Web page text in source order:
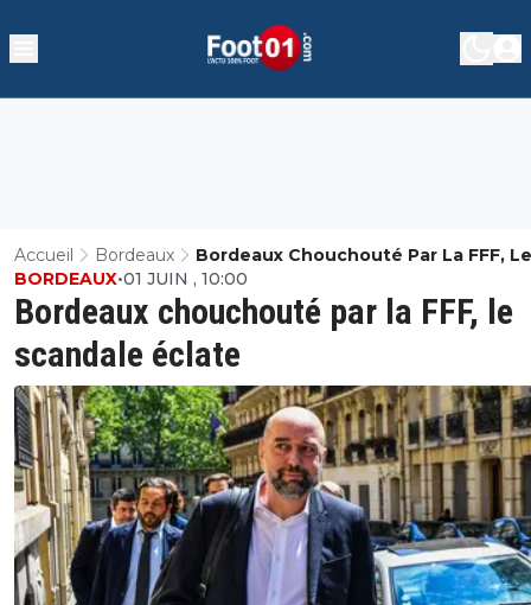
Accueil Bordeaux
Bordeaux Chouchouté Par La FFF, Le
Scandale Éclate
Bordeaux chouchouté par la FFF, le
scandale éclate
BORDEAUX•01 JUIN , 10:00